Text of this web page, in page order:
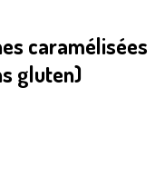
caramélisées
gluten)